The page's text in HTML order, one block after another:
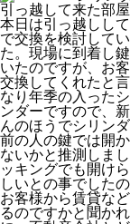
引っ越して来た部
本日は引っ越しし
で交換を検討して
た。現場に到着し
いたのですが、お
交換してくれたと
なり年季の入った
ンダーですので、
んのほうでシリン
前の人の鍵では開
ないかと推測しま
ッキングでも開け
しいとの事でした
お客様から賃貸な
るのですかと聞か